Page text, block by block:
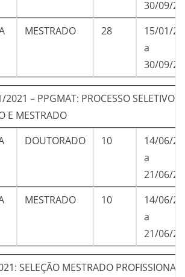
30/09/
MESTRADO 28
15/01/
a
30/09/
2021 – PPGMAT: PROCESSO SELETIVO
E MESTRADO
DOUTORADO 10
14/06/
a
21/06/
MESTRADO 10
14/06/
a
21/06/
SELEÇÃO MESTRADO PROFISSIONAL